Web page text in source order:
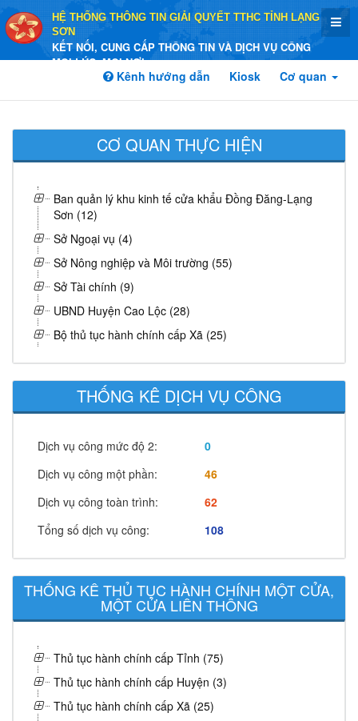
HỆ THỐNG THÔNG TIN GIẢI QUYẾT TTHC TỈNH LẠNG
SƠN
KẾT NỐI, CUNG CẤP THÔNG TIN VÀ DỊCH VỤ CÔNG
MỌI LÚC, MỌI NƠI
Kênh hướng dẫn Kiosk Cơ quan
CƠ QUAN THỰC HIỆN
Ban quản lý khu kinh tế cửa khẩu Đồng Đăng-Lạng
Sơn (12)
Sở Ngoại vụ (4)
Sở Nông nghiệp và Môi trường (55)
Sở Tài chính (9)
UBND Huyện Cao Lộc (28)
Bộ thủ tục hành chính cấp Xã (25)
THỐNG KÊ DỊCH VỤ CÔNG
Dịch vụ công mức độ 2:
0
Dịch vụ công một phần:
46
Dịch vụ công toàn trình:
62
Tổng số dịch vụ công:
108
THỐNG KÊ THỦ TỤC HÀNH CHÍNH MỘT CỬA,
MỘT CỬA LIÊN THÔNG
Thủ tục hành chính cấp Tỉnh (75)
Thủ tục hành chính cấp Huyện (3)
Thủ tục hành chính cấp Xã (25)